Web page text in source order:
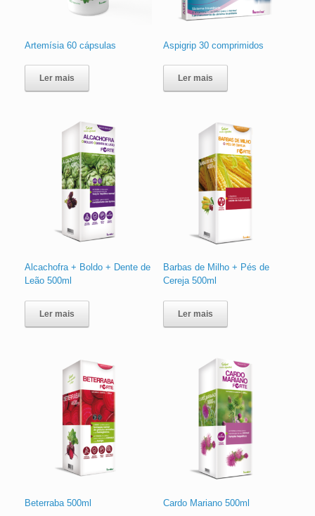
Artemísia 60 cápsulas
Ler mais
Aspigrip 30 comprimidos
Ler mais
Alcachofra + Boldo + Dente de
Leão 500ml
Ler mais
Barbas de Milho + Pés de
Cereja 500ml
Ler mais
Beterraba 500ml Cardo Mariano 500ml